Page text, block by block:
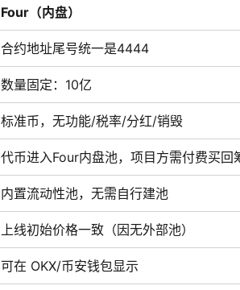
Four（内盘）
合约地址尾号统一是4444
数量固定：10亿
标准币，无功能/税率/分红/销毁
代币进入Four内盘池，项目方需付费买回
内置流动性池，无需自行建池
上线初始价格一致（因无外部池）
可在 OKX/币安钱包显示